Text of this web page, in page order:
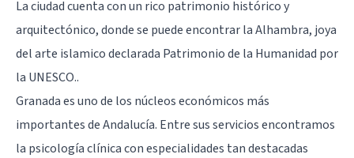
La ciudad cuenta con un rico patrimonio histórico y
arquitectónico, donde se puede encontrar la Alhambra, joya
del arte islamico declarada Patrimonio de la Humanidad por
la UNESCO..
Granada es uno de los núcleos económicos más
importantes de Andalucía. Entre sus servicios encontramos
la psicología clínica con especialidades tan destacadas